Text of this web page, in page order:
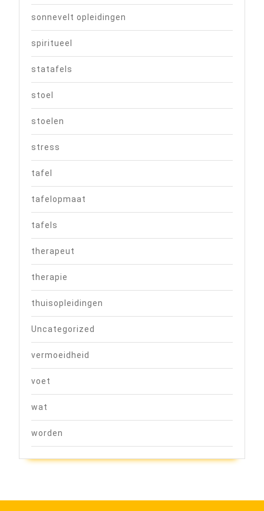
sonnevelt opleidingen
spiritueel
statafels
stoel
stoelen
stress
tafel
tafelopmaat
tafels
therapeut
therapie
thuisopleidingen
Uncategorized
vermoeidheid
voet
wat
worden